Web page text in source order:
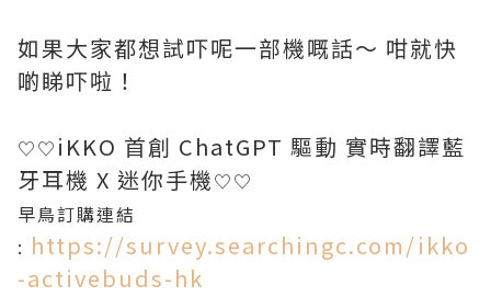
如果大家都想試吓呢一部機嘅話～ 咁就快
啲睇吓啦！
♡‎♡ iKKO 首創 ChatGPT 驅動 實時翻譯藍
牙耳機 X 迷你手機♡‎♡‎
早鳥訂購連結
: https://survey.searchingc.com/ikko
-activebuds-hk